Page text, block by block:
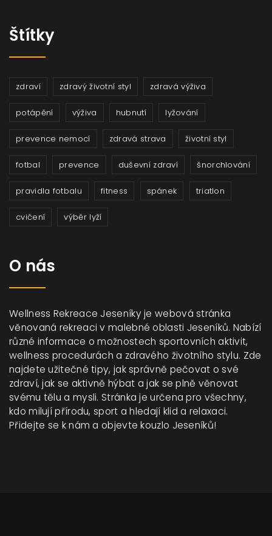
Štítky
zdraví zdravý životní styl zdravá výživa
potápění výživa hubnutí lyžování
prevence nemocí zdravá strava životní styl
fotbal prevence duševní zdraví šnorchlování
pravidla fotbalu fitness spánek triatlon
cvičení výběr lyží
O nás
Wellness Rekreace Jeseníky je webová stránka
věnovaná rekreaci v malebné oblasti Jeseníků. Nabízí
různé informace o možnostech sportovních aktivit,
wellness procedurách a zdravého životního stylu. Zde
najdete užitečné tipy, jak správně pečovat o své
zdraví, jak se aktivně hýbat a jak se plně věnovat
svému tělu a mysli. Stránka je určena pro všechny,
kdo milují přírodu, sport a hledají klid a relaxaci.
Přidejte se k nám a objevte kouzlo Jeseníků!